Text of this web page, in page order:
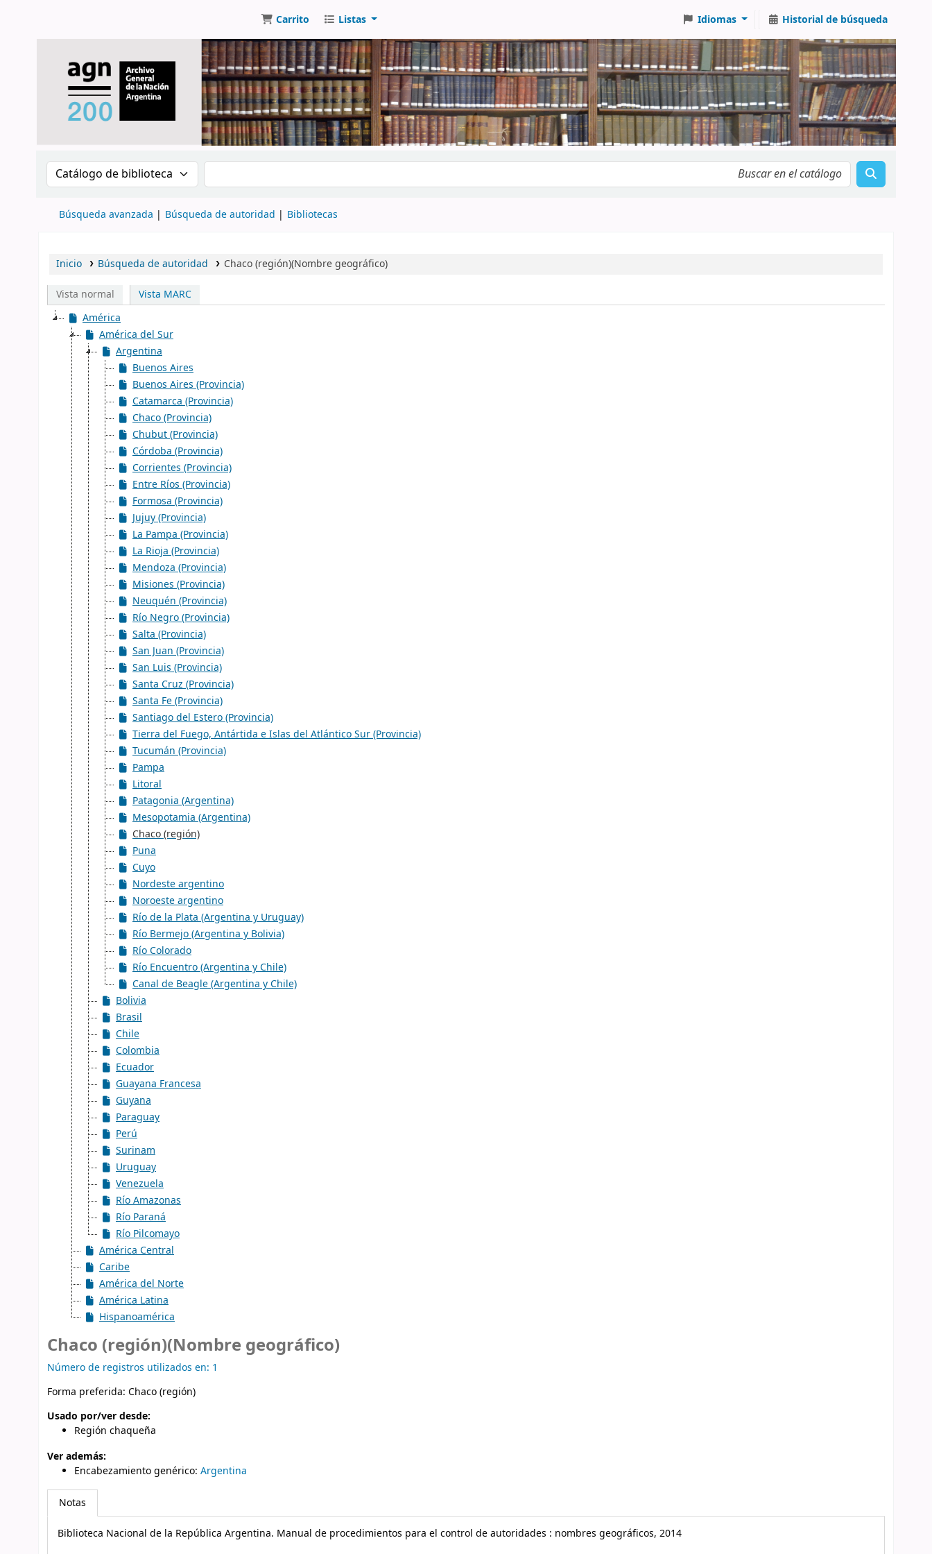
Carrito Listas Idiomas Historial de búsqueda
Buscar en el catálogo por: Buscar en el catálogo
Búsqueda avanzada Búsqueda de autoridad Bibliotecas
Inicio Búsqueda de autoridad Chaco (región)(Nombre geográfico)
Vista normal
Vista MARC
América
América del Sur
Argentina
Buenos Aires
Buenos Aires (Provincia)
Catamarca (Provincia)
Chaco (Provincia)
Chubut (Provincia)
Córdoba (Provincia)
Corrientes (Provincia)
Entre Ríos (Provincia)
Formosa (Provincia)
Jujuy (Provincia)
La Pampa (Provincia)
La Rioja (Provincia)
Mendoza (Provincia)
Misiones (Provincia)
Neuquén (Provincia)
Río Negro (Provincia)
Salta (Provincia)
San Juan (Provincia)
San Luis (Provincia)
Santa Cruz (Provincia)
Santa Fe (Provincia)
Santiago del Estero (Provincia)
Tierra del Fuego, Antártida e Islas del Atlántico Sur (Provincia)
Tucumán (Provincia)
Pampa
Litoral
Patagonia (Argentina)
Mesopotamia (Argentina)
Chaco (región)
Puna
Cuyo
Nordeste argentino
Noroeste argentino
Río de la Plata (Argentina y Uruguay)
Río Bermejo (Argentina y Bolivia)
Río Colorado
Río Encuentro (Argentina y Chile)
Canal de Beagle (Argentina y Chile)
Bolivia
Brasil
Chile
Colombia
Ecuador
Guayana Francesa
Guyana
Paraguay
Perú
Surinam
Uruguay
Venezuela
Río Amazonas
Río Paraná
Río Pilcomayo
América Central
Caribe
América del Norte
América Latina
Hispanoamérica
Chaco (región)(Nombre geográfico)
Número de registros utilizados en: 1
Forma preferida: Chaco (región)
Usado por/ver desde:
Región chaqueña
Ver además:
Encabezamiento genérico: Argentina
Notas
Biblioteca Nacional de la República Argentina. Manual de procedimientos para el control de autoridades : nombres geográficos, 2014